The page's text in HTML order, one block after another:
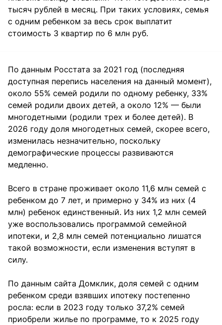
тысяч рублей в месяц. При таких условиях, семья
с одним ребенком за весь срок выплатит
стоимость 3 квартир по 6 млн руб.
По данным Росстата за 2021 год (последняя
доступная перепись населения на данный момент),
около 55% семей родили по одному ребенку, 33%
семей родили двоих детей, а около 12% — были
многодетными (родили трех и более детей). В
2026 году доля многодетных семей, скорее всего,
изменилась незначительно, поскольку
демографические процессы развиваются
медленно.
Всего в стране проживает около 11,6 млн семей с
ребенком до 7 лет, и примерно у 34% из них (4
млн) ребенок единственный. Из них 1,2 млн семей
уже воспользовались программой семейной
ипотеки, и 2,8 млн семей потенциально лишатся
такой возможности, если изменения вступят в
силу.
По данным сайта Домклик, доля семей с одним
ребенком среди взявших ипотеку постепенно
росла: если в 2023 году только 37,2% семей
приобрели жилье по программе, то к 2025 году